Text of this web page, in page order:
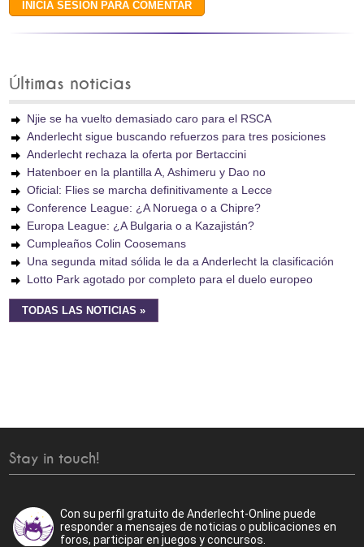
Últimas noticias
Njie se ha vuelto demasiado caro para el RSCA
Anderlecht sigue buscando refuerzos para tres posiciones
Anderlecht rechaza la oferta por Bertaccini
Hatenboer en la plantilla A, Ashimeru y Dao no
Oficial: Flies se marcha definitivamente a Lecce
Conference League: ¿A Noruega o a Chipre?
Europa League: ¿A Bulgaria o a Kazajistán?
Cumpleaños Colin Coosemans
Una segunda mitad sólida le da a Anderlecht la clasificación
Lotto Park agotado por completo para el duelo europeo
TODAS LAS NOTICIAS »
Stay in touch!
Con su perfil gratuito de Anderlecht-Online puede
responder a mensajes de noticias o publicaciones en
foros, participar en juegos y concursos.